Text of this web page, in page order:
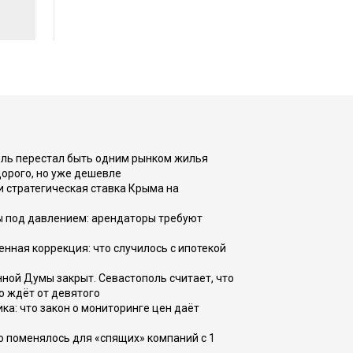
перестал быть одним рынком жилья
но уже дешевле
стратегическая ставка Крыма на
под давлением: арендаторы требуют
коррекция: что случилось с ипотекой
Думы закрыт. Севастополь считает, что
ждёт от девятого
что закон о мониторинге цен даёт
для «спящих» компаний с 1